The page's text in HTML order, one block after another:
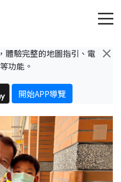
×
，體驗完整的地圖指引、電
功能。
開始APP導覽